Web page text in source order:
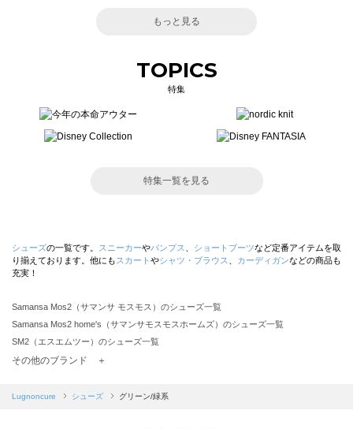
もっと見る
TOPICS
特集
特集一覧を見る
シューズの一覧です。 スニーカーやパンプス ショートブーツなど定番アイテムを取
り揃えております。他にも スカート やシャツ・ブラウス カーディガンなどの商品も
充実！
Samansa Mos2（サマンサ モスモス）のシューズ一覧
Samansa Mos2 home's（サマンサモスモスホームズ）のシューズ一覧
SM2（エスエムツー）のシューズ一覧
TSUHARU by Samansa Mos2（ツハルバイサマンサモスモス）のシューズ一覧
Samansa Mos2 blue（サマンサモスモス ブルー）のシューズ一覧
その他のブランド ＋
Lugnoncure シューズ グリーン/緑系